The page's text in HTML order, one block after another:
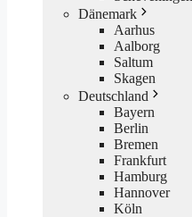
Dänemark
Aarhus
Aalborg
Saltum
Skagen
Deutschland
Bayern
Berlin
Bremen
Frankfurt
Hamburg
Hannover
Köln